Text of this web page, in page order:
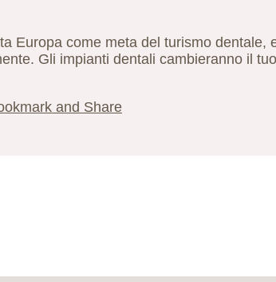
Europa come meta del turismo dentale,
Gli impianti dentali cambieranno il